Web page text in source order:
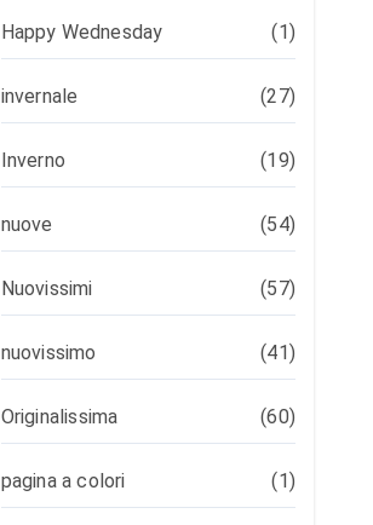
Happy Wednesday (1)
invernale (27)
Inverno (19)
nuove (54)
Nuovissimi (57)
nuovissimo (41)
Originalissima (60)
pagina a colori (1)